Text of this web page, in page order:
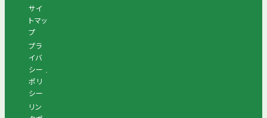
サイ
トマッ
プ
プラ
イバ
シー
ポリ
シー
リン